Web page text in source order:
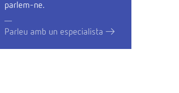
parlem-ne.
Parleu amb un especialista